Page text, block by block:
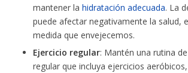
mantener la hidratación adecuada. La
puede afectar negativamente la salud,
medida que envejecemos.
Ejercicio regular: Mantén una rutina
regular que incluya ejercicios